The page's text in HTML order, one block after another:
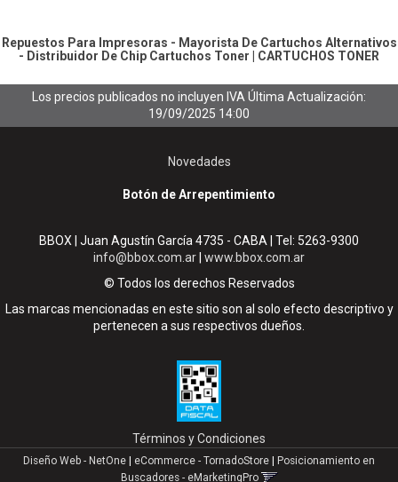
Repuestos Para Impresoras - Mayorista De Cartuchos Alternativos
- Distribuidor De Chip Cartuchos Toner CARTUCHOS TONER
Los precios publicados no incluyen IVAÚltima Actualización:
19/09/2025 14:00
Novedades
Botón de Arrepentimiento
BBOX | Juan Agustín García 4735 - CABA | Tel: 5263-9300
info@bbox.com.ar www.bbox.com.ar
© Todos los derechos Reservados
Las marcas mencionadas en este sitio son al solo efecto descriptivo y
pertenecen a sus respectivos dueños.
Términos y Condiciones
Diseño Web - NetOne | eCommerce - TornadoStore | Posicionamiento en
Buscadores - eMarketingPro